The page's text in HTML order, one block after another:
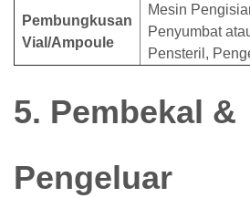
Pembungkusan
Vial/Ampoule
Mesin
Penyumbat
Pensteril,
5. Pembekal &
Pengeluar